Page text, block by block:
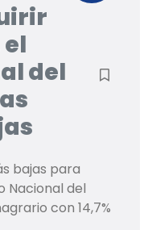
del
bajas para
Nacional del
con 14,7%